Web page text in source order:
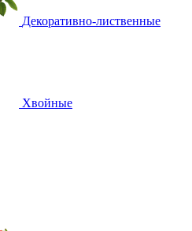
Декоративно-лиственные
Хвойные